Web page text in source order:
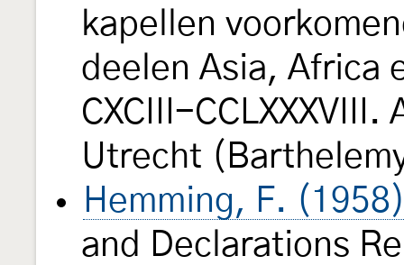
kapellen
deelen Asia, Africa
CXCIII-
Utrecht
Hemming, F.
and Declarations